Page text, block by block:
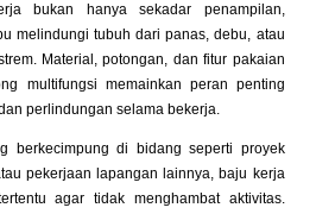
bukan hanya sekadar penampilan,
melindungi tubuh dari panas, debu, atau
Material, potongan, dan fitur pakaian
multifungsi memainkan peran penting
perlindungan selama bekerja.
berkecimpung di bidang seperti proyek
pekerjaan lapangan lainnya, baju kerja
agar tidak menghambat aktivitas.